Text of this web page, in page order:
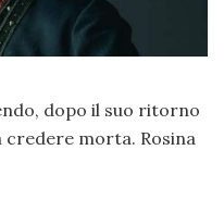
dopo il suo ritorno
credere morta. Rosina